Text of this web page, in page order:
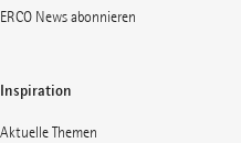
ERCO News abonnieren
Inspiration
Aktuelle Themen